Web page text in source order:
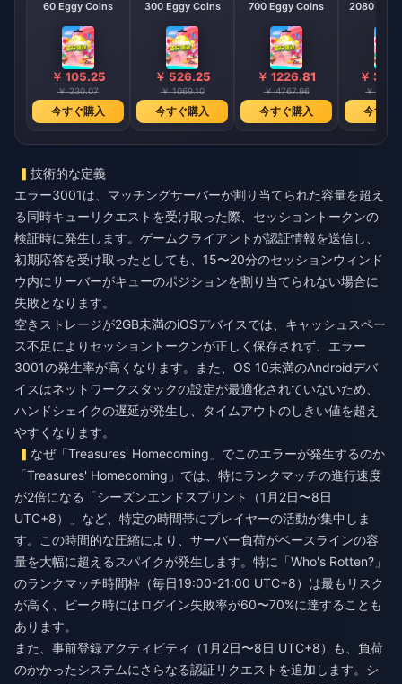
60 Eggy Coins
￥ 105.25
￥ 230.07
今すぐ購入
300 Eggy Coins
￥ 526.25
￥ 1069.10
今すぐ購入
700 Eggy Coins
￥ 1226.81
￥ 4767.96
今すぐ購入
￥
￥
今すぐ
技術的な定義
エラー3001は、マッチングサーバーが割り当てられた容量を超え
る同時キューリクエストを受け取った際、セッショントークンの
検証時に発生します。ゲームクライアントが認証情報を送信し、
初期応答を受け取ったとしても、15〜20分のセッションウィンド
ウ内にサーバーがキューのポジションを割り当てられない場合に
失敗となります。
空きストレージが2GB未満のiOSデバイスでは、キャッシュスペー
ス不足によりセッショントークンが正しく保存されず、エラー
3001の発生率が高くなります。また、OS 10未満のAndroidデバ
イスはネットワークスタックの設定が最適化されていないため、
ハンドシェイクの遅延が発生し、タイムアウトのしきい値を超え
やすくなります。
なぜ「Treasures' Homecoming」でこのエラーが発生するのか
「Treasures' Homecoming」では、特にランクマッチの進行速度
が2倍になる「シーズンエンドスプリント（1月2日〜8日
UTC+8）」など、特定の時間帯にプレイヤーの活動が集中しま
す。この時間的な圧縮により、サーバー負荷がベースラインの容
量を大幅に超えるスパイクが発生します。特に「Who's Rotten?」
のランクマッチ時間枠（毎日19:00-21:00 UTC+8）は最もリスク
が高く、ピーク時にはログイン失敗率が60〜70%に達することも
あります。
また、事前登録アクティビティ（1月2日〜8日 UTC+8）も、負荷
のかかったシステムにさらなる認証リクエストを追加します。シ